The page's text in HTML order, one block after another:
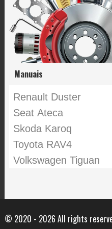
Manuais
Renault Duster
Seat Ateca
Skoda Karoq
Toyota RAV4
Volkswagen Tiguan
© 2020 - 2026 All rights